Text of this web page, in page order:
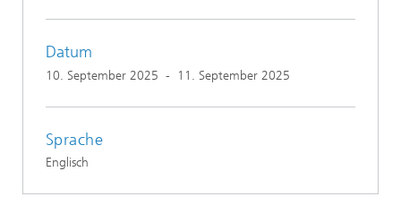
Datum
10. September 2025 - 11. September 2025
Sprache
Englisch